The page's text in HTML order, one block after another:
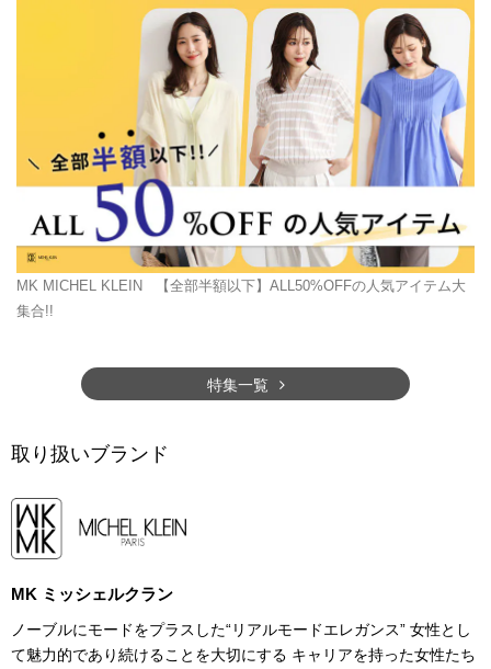
MK MICHEL KLEIN
【全部半額以下】ALL50%OFFの人気アイテム大
集合!!
特集一覧
取り扱いブランド
MK ミッシェルクラン
ノーブルにモードをプラスした“リアルモードエレガンス” 女性とし
て魅力的であり続けることを大切にする キャリアを持った女性たち